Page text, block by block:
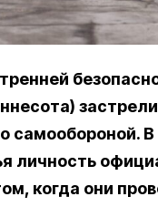
самообороной.
личность
когда они